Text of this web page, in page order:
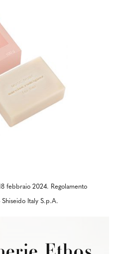
febbraio 2024. Regolamento
Italy S.p.A.